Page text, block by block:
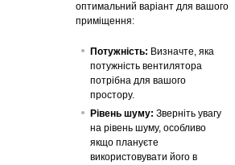
оптимальний варіант для вашого
приміщення:
Потужність: Визначте, яка
потужність вентилятора
потрібна для вашого
простору.
Рівень шуму: Зверніть увагу
на рівень шуму, особливо
якщо плануєте
використовувати його в